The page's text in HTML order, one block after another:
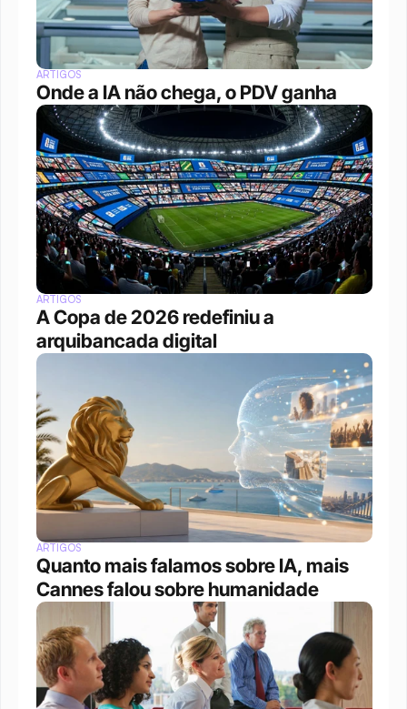
ARTIGOS
Onde a IA não chega, o PDV ganha
ARTIGOS
A Copa de 2026 redefiniu a
arquibancada digital
ARTIGOS
Quanto mais falamos sobre IA, mais
Cannes falou sobre humanidade